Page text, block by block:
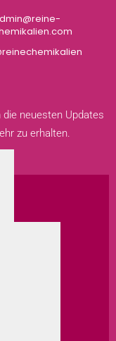
neuesten Updates
zu erhalten.